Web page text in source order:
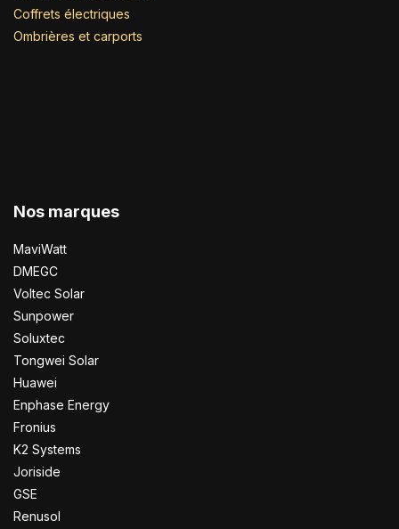
Coffrets électriques
Ombrières et carports
Nos marques
MaviWatt
DMEGC
Voltec Solar
Sunpower
Soluxtec
Tongwei Solar
Huawei
Enphase Energy
Fronius
K2 Systems
Joriside
GSE
Renusol